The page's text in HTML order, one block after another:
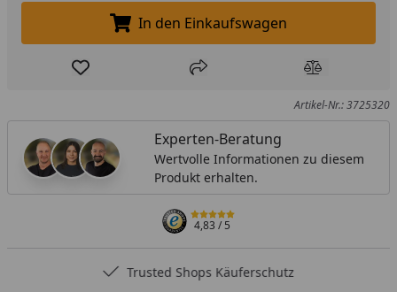
In den Einkaufswagen legen
In den Einkaufswagen
Produkt zur Wunschliste hinzufügen
Teilen Produkt
Artikel-Nr.: 3725320
Experten-Beratung
Wertvolle Informationen zu diesem
Produkt erhalten.
4,83/ 5
Trusted Shops Käuferschutz